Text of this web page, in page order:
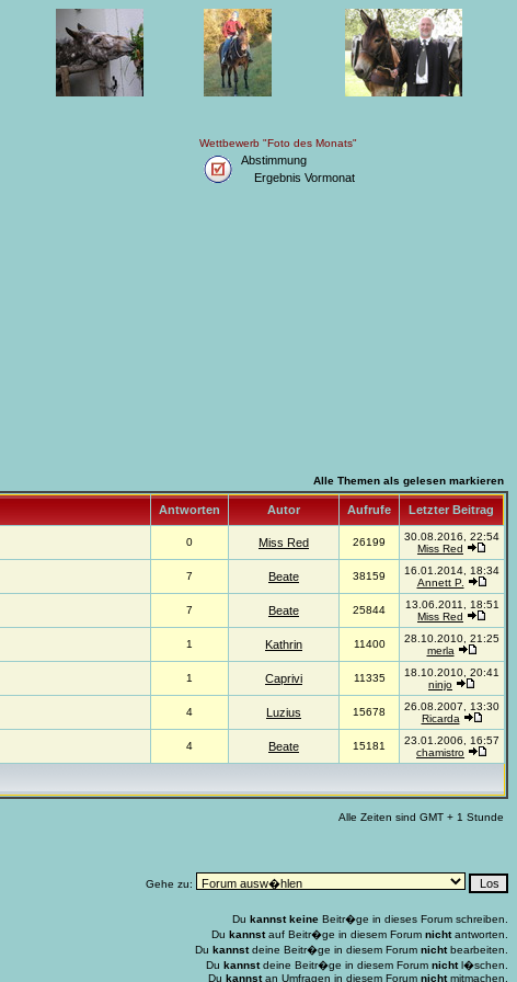
Wettbewerb "Foto des Monats"
Abstimmung
Ergebnis Vormonat
Alle Themen als gelesen markieren
Antworten Autor Aufrufe Letzter Beitrag
0 Miss Red 26199
30.08.2016, 22:54
Miss Red
7 Beate 38159
16.01.2014, 18:34
Annett P.
7 Beate 25844
13.06.2011, 18:51
Miss Red
1 Kathrin 11400
28.10.2010, 21:25
merla
1 Caprivi 11335
18.10.2010, 20:41
ninjo
4 Luzius 15678
26.08.2007, 13:30
Ricarda
4 Beate 15181
23.01.2006, 16:57
chamistro
Alle Zeiten sind GMT + 1 Stunde
Gehe zu:
Du kannst keine Beitr�ge in dieses Forum schreiben.
Du kannstauf Beitr�ge in diesem Forum nichtantworten.
Du kannstdeine Beitr�ge in diesem Forum nichtbearbeiten.
Du kannstdeine Beitr�ge in diesem Forum nichtl�schen.
Du kannstan Umfragen in diesem Forum nichtmitmachen.